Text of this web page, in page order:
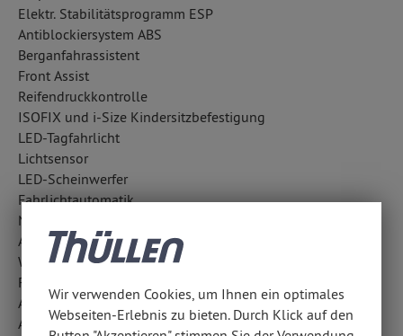
Elektr. Stabilitätsprogramm ESP
Antiblockiersystem ABS
Berganfahrassistent
Front Assist
Reifendruckkontrolle
ISOFIX und i-Size Kindersitzbefestigung
LED-Tagfahrlicht
Lichtsensor
LED-Scheinwerfer
Fahrlichtautomatik
Notrufsystem
Außentemperatur Anzeige
Wegfahrsperre
Frontkamera
Antriebsschlupfregelung ASR
Aufmerksamkeitsassistent
Wir verwenden Cookies, um Ihnen ein optimales
Webseiten-Erlebnis zu bieten. Durch Klick auf den